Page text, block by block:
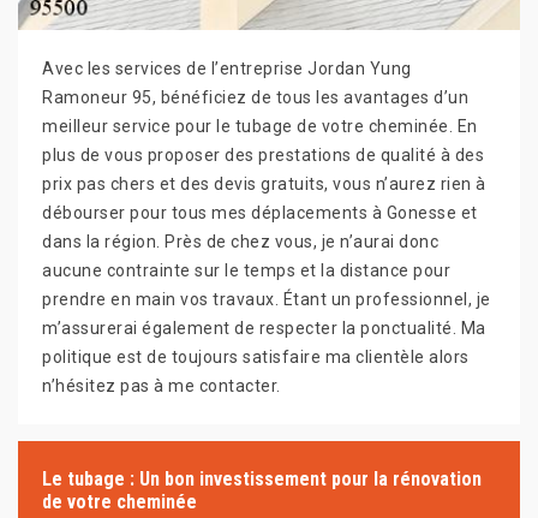
Avec les services de l’entreprise Jordan Yung
Ramoneur 95, bénéficiez de tous les avantages d’un
meilleur service pour le tubage de votre cheminée. En
plus de vous proposer des prestations de qualité à des
prix pas chers et des devis gratuits, vous n’aurez rien à
débourser pour tous mes déplacements à Gonesse et
dans la région. Près de chez vous, je n’aurai donc
aucune contrainte sur le temps et la distance pour
prendre en main vos travaux. Étant un professionnel, je
m’assurerai également de respecter la ponctualité. Ma
politique est de toujours satisfaire ma clientèle alors
n’hésitez pas à me contacter.
Le tubage : Un bon investissement pour la rénovation
de votre cheminée